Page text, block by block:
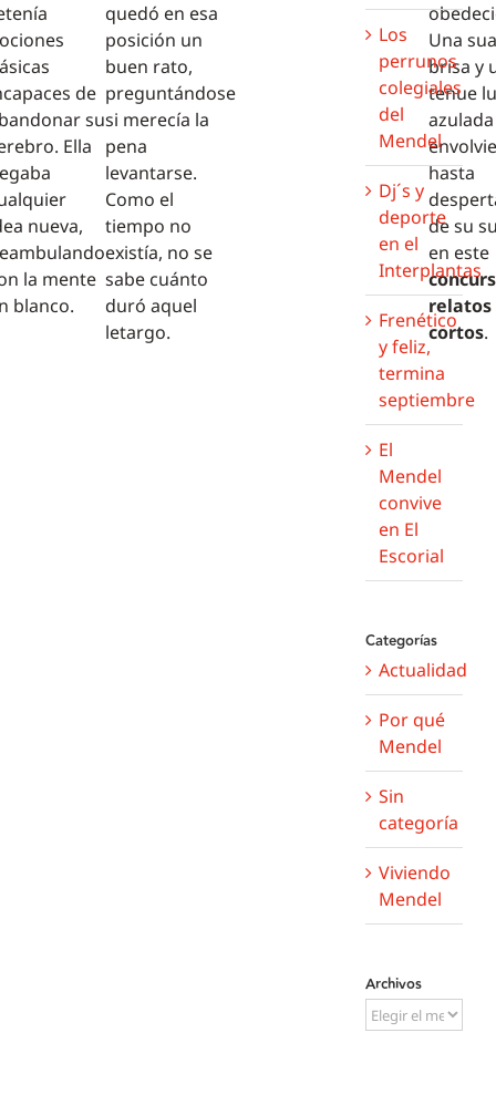
de
su
Ella
nueva,
la mente
blanco.
quedó en esa
posición un
buen rato,
preguntándose
si merecía la
pena
levantarse.
Como el
tiempo no
existía, no se
sabe cuánto
duró aquel
letargo.
Una
brisa y
tenue
hasta
de su
en este
relatos
cortos.
Los
perrunos
colegiales
del
Mendel
Dj´s y
deporte
en el
Interplantas
Frenético
y feliz,
termina
septiembre
El
Mendel
convive
en El
Escorial
Categorías
Actualidad
Por qué
Mendel
Sin
categoría
Viviendo
Mendel
Archivos
Archivos